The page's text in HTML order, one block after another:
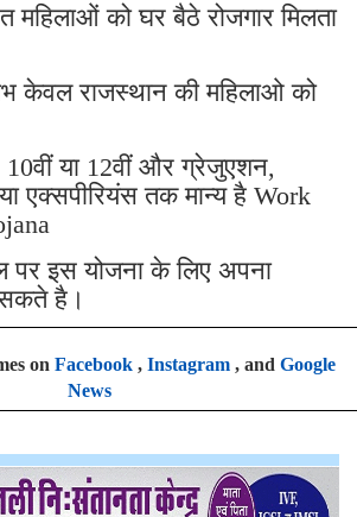
महिलाओं को घर बैठे रोजगार मिलता
केवल राजस्थान की महिलाओ को
10वीं या 12वीं और ग्रेजुएशन,
एक्सपीरियंस तक मान्य है Work
पर इस योजना के लिए अपना
है।
on Facebook, Instagram, and Google
News